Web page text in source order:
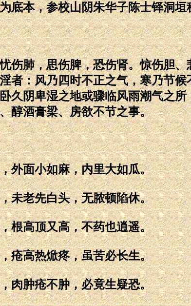
本，参校山阴朱华子陈士铎洞垣
，思伤脾，恐伤肾。惊伤胆、
者：风乃四时不正之气，寒乃节
久阴卑湿之地或骤临风雨潮气之
醇酒膏梁、房欲不节之事。
面小如麻，内里大如瓜。
老先白头，无脓顿陷休。
高顶又高，不药也逍遥。
高热焮疼，虽苦必长生。
肿疮不肿，必竟生疑恐。